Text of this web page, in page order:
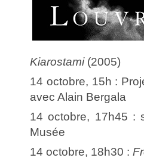
Kiarostami(2005)
14 octobre, 15h :
avec Alain Bergala
14 octobre, 17h45 :
Musée
14 octobre, 18h30 :